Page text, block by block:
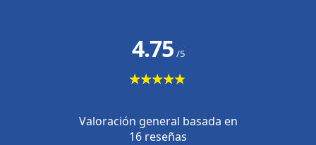
4.75 /5
★★★★★
★★★★★
Valoración general basada en
16 reseñas